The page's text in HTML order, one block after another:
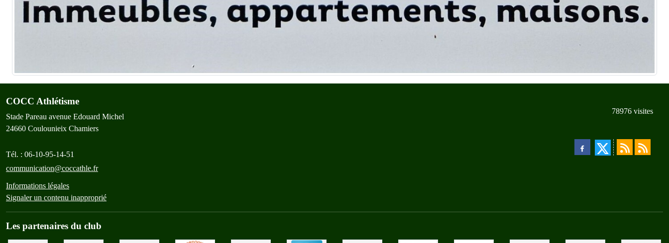
COCC Athlétisme
Stade Pareau avenue Edouard Michel
24660 Coulounieix Chamiers
Tél. : 06-10-95-14-51
communication@coccathle.fr
Informations légales
Signaler un contenu inapproprié
78976 visites
Les partenaires du club